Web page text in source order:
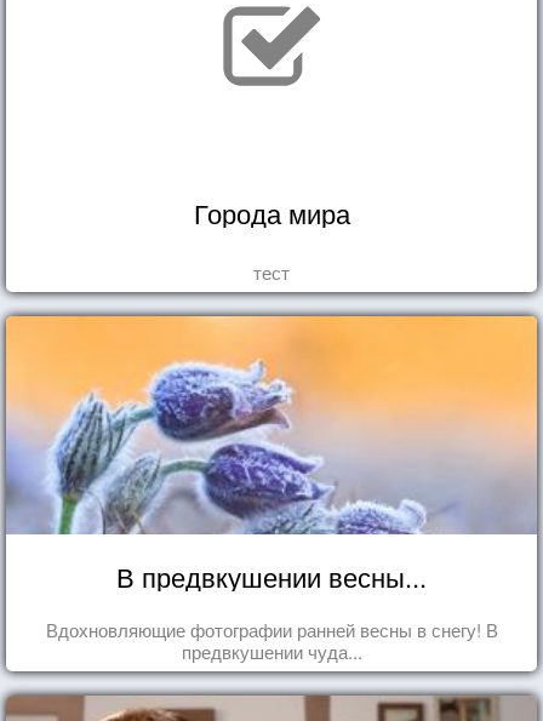
Города мира
тест
В предвкушении весны...
Вдохновляющие фотографии ранней весны в снегу! В
предвкушении чуда...